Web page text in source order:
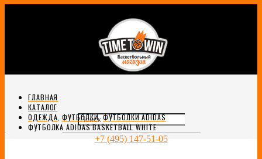
0
+7 (495) 147-51-05
ГЛАВНАЯ
КАТАЛОГ
ОДЕЖДА ,ФУТБОЛКИ,ФУТБОЛКИ ADIDAS
ФУТБОЛКА ADIDAS BASKETBALL WHITE